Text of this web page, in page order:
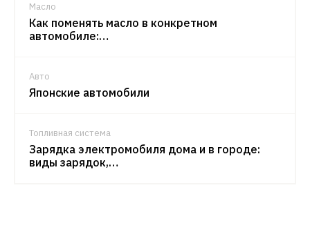
Масло
Как поменять масло в конкретном
автомобиле:…
Авто
Японские автомобили
Топливная система
Зарядка электромобиля дома и в городе:
виды зарядок,…